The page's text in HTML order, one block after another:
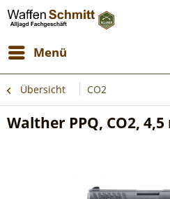
Menü
Übersicht CO2
Walther PPQ, CO2,